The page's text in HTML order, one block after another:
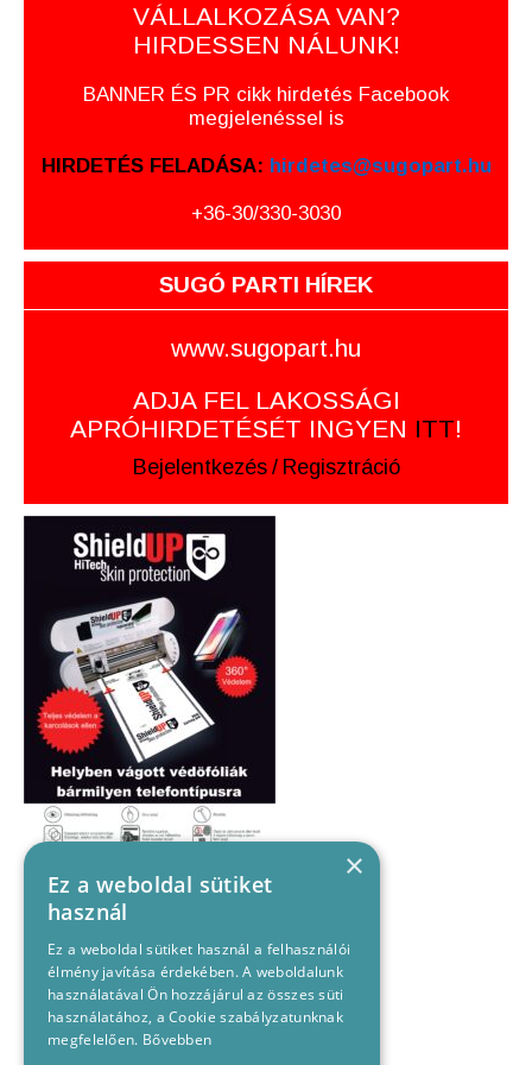
VÁLLALKOZÁSA VAN?
HIRDESSEN NÁLUNK!
BANNER ÉS PR cikk hirdetés Facebook
megjelenéssel is
HIRDETÉS FELADÁSA: hirdetes@sugopart.hu
+36-30/330-3030
SUGÓ PARTI HÍREK
www.sugopart.hu
ADJA FEL LAKOSSÁGI
APRÓHIRDETÉSÉT INGYEN ITT!
Bejelentkezés / Regisztráció
×
Ez a weboldal sütiket
használ
Ez a weboldal sütiket használ a felhasználói
élmény javítása érdekében. A weboldalunk
használatával Ön hozzájárul az összes süti
használatához, a Cookie szabályzatunknak
megfelelően. Bővebben